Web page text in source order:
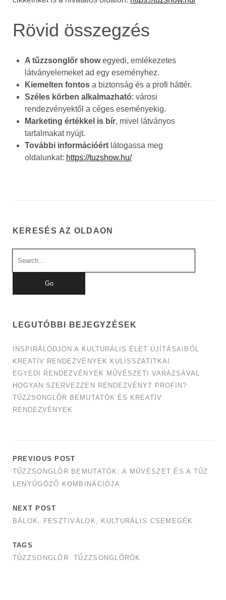
Rövid összegzés
A tűzzsonglőr showegyedi, emlékezetes
látványelemeket ad egy eseményhez.
Kiemelten fontosa biztonság és a profi háttér.
Széles körben alkalmazható: városi
rendezvényektől a céges eseményekig.
Marketing értékkel is bír, mivel látványos
tartalmakat nyújt.
További információértlátogassa meg
oldalunkat: https://tuzshow.hu/
KERESÉS AZ OLDAON
LEGUTÓBBI BEJEGYZÉSEK
INSPIRÁLÓDJON A KULTURÁLIS ÉLET ÚJÍTÁSAIBÓL
KREATÍV RENDEZVÉNYEK KULISSZATITKAI
EGYEDI RENDEZVÉNYEK MŰVÉSZETI VARÁZSÁVAL
HOGYAN SZERVEZZEN RENDEZVÉNYT PROFIN?
TŰZZSONGLŐR BEMUTATÓK ÉS KREATÍV
RENDEZVÉNYEK
PREVIOUS POST
TŰZZSONGLŐR BEMUTATÓK: A MŰVÉSZET ÉS A TŰZ
LENYŰGÖZŐ KOMBINÁCIÓJA
NEXT POST
BÁLOK, FESZTIVÁLOK, KULTURÁLIS CSEMEGÉK
TAGS
TŰZZSONGLŐR
TŰZZSONGLŐRÖK